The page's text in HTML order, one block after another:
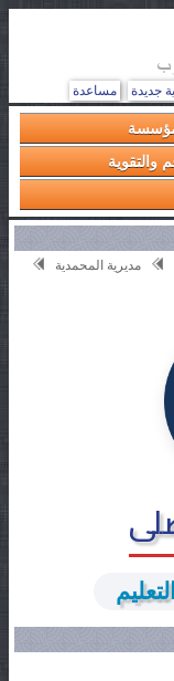
جديدة مساعدة
والتقوية
مديرية المحمدية